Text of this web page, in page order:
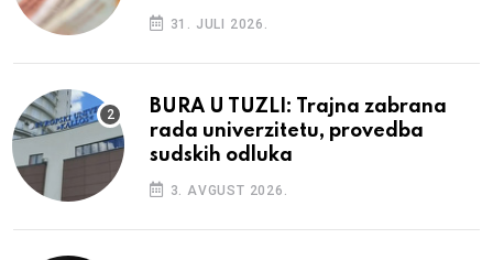
31. JULI 2026.
BURA U TUZLI: Trajna zabrana
rada univerzitetu, provedba
sudskih odluka
3. AVGUST 2026.